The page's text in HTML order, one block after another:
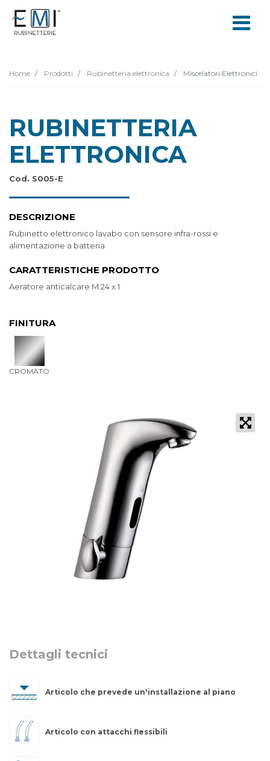
Home Prodotti Rubinetteria elettronica Miscelatori Elettronici
RUBINETTERIA
ELETTRONICA
Cod. S005-E
DESCRIZIONE
Rubinetto elettronico lavabo con sensore infra-rossi e
alimentazione a batteria
CARATTERISTICHE PRODOTTO
Aeratore anticalcare M 24 x 1
FINITURA
CROMATO
Dettagli tecnici
Articolo che prevede un'installazione al piano
Articolo con attacchi flessibili